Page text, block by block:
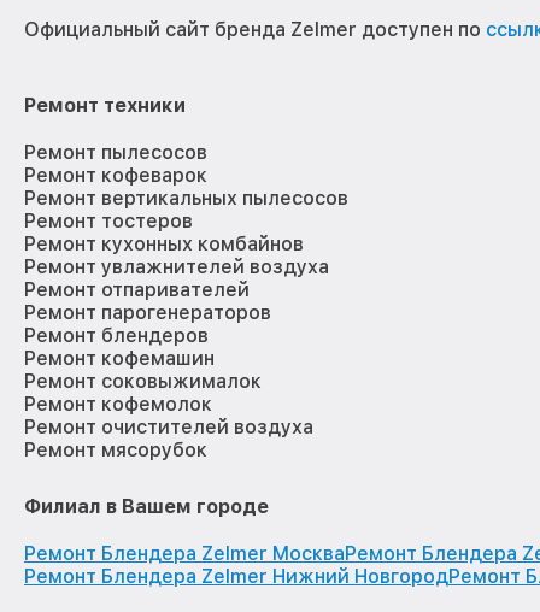
Официальный сайт бренда Zelmer доступен по
Ремонт техники
Ремонт пылесосов
Ремонт кофеварок
Ремонт вертикальных пылесосов
Ремонт тостеров
Ремонт кухонных комбайнов
Ремонт увлажнителей воздуха
Ремонт отпаривателей
Ремонт парогенераторов
Ремонт блендеров
Ремонт кофемашин
Ремонт соковыжималок
Ремонт кофемолок
Ремонт очистителей воздуха
Ремонт мясорубок
Филиал в Вашем городе
Ремонт Блендера Zelmer МоскваРемонт Блендера
Ремонт Блендера Zelmer Нижний НовгородРемонт